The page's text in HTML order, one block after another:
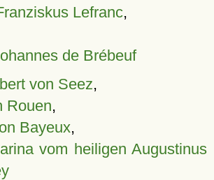
Lefranc,
de Brébeuf
von Seez,
Rouen,
Bayeux,
vom heiligen Augustinus